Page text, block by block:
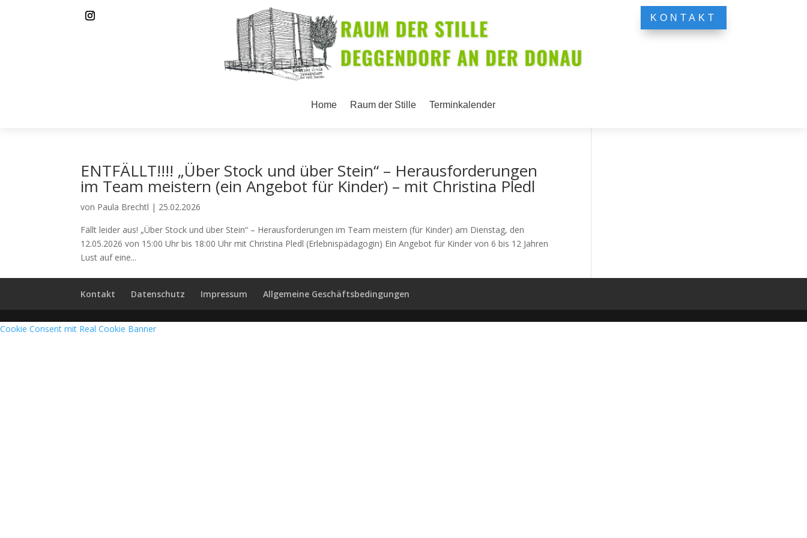
Home Raum der Stille Terminkalender
KONTAKT
ENTFÄLLT!!!! „Über Stock und über Stein“ – Herausforderungen
im Team meistern (ein Angebot für Kinder) – mit Christina Pledl
von Paula Brechtl | 25.02.2026
Fällt leider aus! „Über Stock und über Stein“ – Herausforderungen im Team meistern (für Kinder) am Dienstag, den
12.05.2026 von 15:00 Uhr bis 18:00 Uhr mit Christina Pledl (Erlebnispädagogin) Ein Angebot für Kinder von 6 bis 12 Jahren
Lust auf eine...
Kontakt Datenschutz Impressum Allgemeine Geschäftsbedingungen
Cookie Consent mit Real Cookie Banner